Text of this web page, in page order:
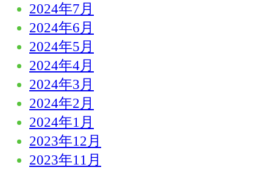
2024年7月
2024年6月
2024年5月
2024年4月
2024年3月
2024年2月
2024年1月
2023年12月
2023年11月